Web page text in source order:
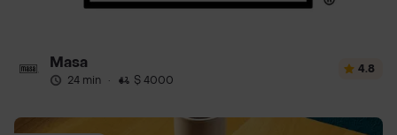
Masa
24 min · $ 4000
4.8